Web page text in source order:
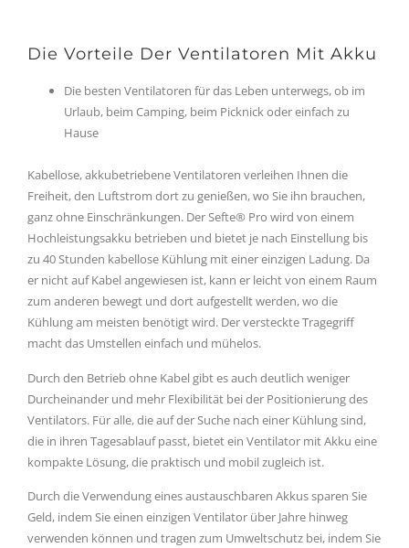
Die Vorteile Der Ventilatoren Mit Akku
Die besten Ventilatoren für das Leben unterwegs, ob im
Urlaub, beim Camping, beim Picknick oder einfach zu
Hause
Kabellose, akkubetriebene Ventilatoren verleihen Ihnen die
Freiheit, den Luftstrom dort zu genießen, wo Sie ihn brauchen,
ganz ohne Einschränkungen. Der Sefte® Pro wird von einem
Hochleistungsakku betrieben und bietet je nach Einstellung bis
zu 40 Stunden kabellose Kühlung mit einer einzigen Ladung. Da
er nicht auf Kabel angewiesen ist, kann er leicht von einem Raum
zum anderen bewegt und dort aufgestellt werden, wo die
Kühlung am meisten benötigt wird. Der versteckte Tragegriff
macht das Umstellen einfach und mühelos.
Durch den Betrieb ohne Kabel gibt es auch deutlich weniger
Durcheinander und mehr Flexibilität bei der Positionierung des
Ventilators. Für alle, die auf der Suche nach einer Kühlung sind,
die in ihren Tagesablauf passt, bietet ein Ventilator mit Akku eine
kompakte Lösung, die praktisch und mobil zugleich ist.
Durch die Verwendung eines austauschbaren Akkus sparen Sie
Geld, indem Sie einen einzigen Ventilator über Jahre hinweg
verwenden können und tragen zum Umweltschutz bei, indem Sie